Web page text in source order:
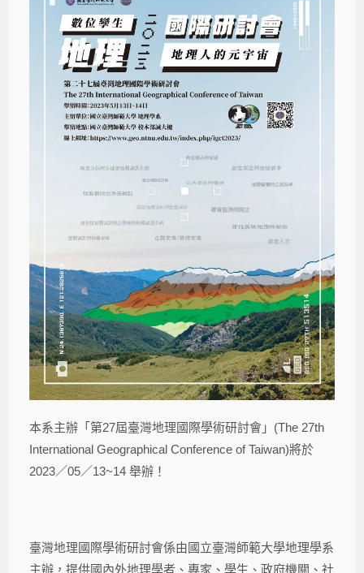
本系主辦「第27屆臺灣地理國際學術研討會」(The 27th
International Geographical Conference of Taiwan)將於
2023／05／13~14 舉辦！
臺灣地理國際學術研討會係由國立臺灣師範大學地理學系
主辦，提供國內外地理學者、專家、學生、政府機關、社